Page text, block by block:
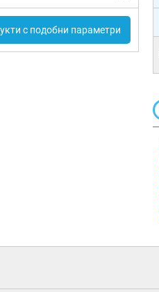
с подобни параметри